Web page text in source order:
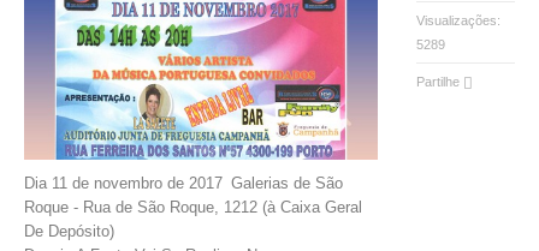
ROTEIRO TURÍSTICO
TRANSPORTES
CONTACTOS ÚTEIS
IMPRENSA
BRASÃO
FOTOS
Dia 11 de novembro de 2017 Galerias de São
Roque - Rua de São Roque, 1212 (à Caixa Geral
De Depósito)
Visualizações:
5289
Partilhe